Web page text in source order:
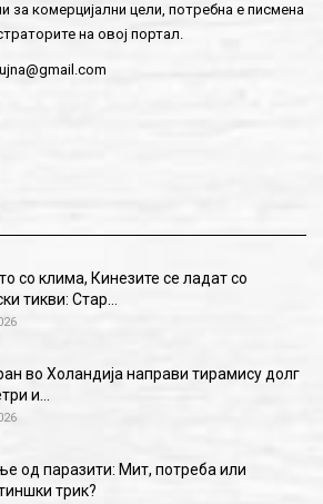
за комерцијални цели, потребна е писмена
на овој портал.
со клима, Кинезите се ладат со
тикви: Стар…
во Холандија направи тирамису долг
и…
од паразити: Мит, потреба или
трик?